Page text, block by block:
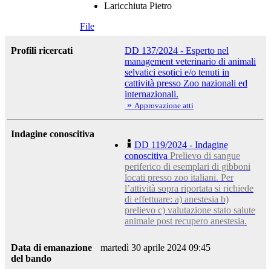
Laricchiuta Pietro
File
Profili ricercati
DD 137/2024 - Esperto nel
management veterinario di animali
selvatici esotici e/o tenuti in
cattività presso Zoo nazionali ed
internazionali.
» Approvazione atti
Indagine conoscitiva
DD 119/2024 - Indagine
conoscitiva Prelievo di sangue
periferico di esemplari di gibboni
locati presso zoo italiani. Per
l’attività sopra riportata si richiede
di effettuare: a) anestesia b)
prelievo c) valutazione stato salute
animale post recupero anestesia.
Data di emanazione
del bando
martedì 30 aprile 2024 09:45